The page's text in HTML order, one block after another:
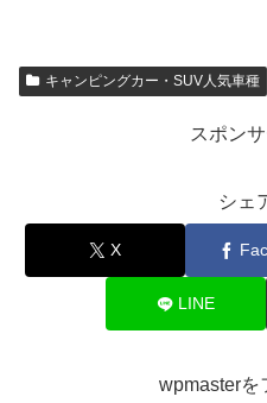
キャンピングカー・SUV人気車種
スポン
シェ
X
LINE
wpmasterを